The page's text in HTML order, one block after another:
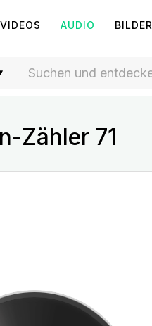
VIDEOS AUDIO BILDER
Zähler 71